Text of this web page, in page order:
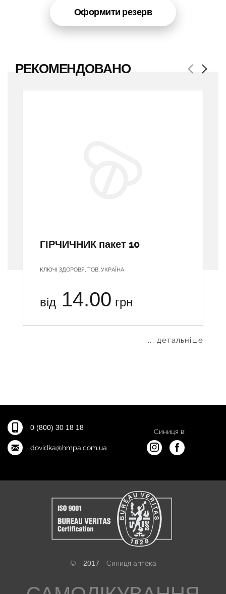
Оформити резерв
РЕКОМЕНДОВАНО Previous
ГІРЧИЧНИК пакет 10
КЛЮЧІ ЗДОРОВЯ, ТОВ, УКРАЇНА
від 14.00 грн
... детальніше
Next
0 (800) 30 18 18
dovidka@hmpa.com.ua
Синиця в:
© 2017 Синиця аптека